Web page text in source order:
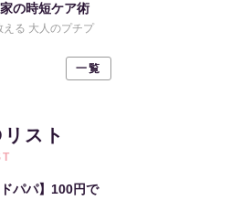
の時短ケア術
える 大人のプチプ
一覧
スト
ドパパ】100円で